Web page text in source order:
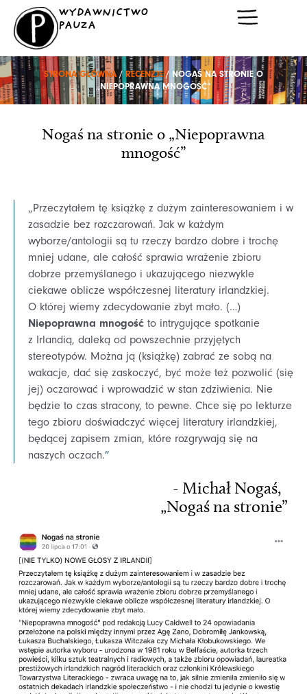
Przejdź
treści
WYDAWNICTWO
PAUZA
STRONA GŁÓWNA / RECENZJE / NOGAŚ NA STRONIE O
„NIEPOPRAWNA MNOGOŚĆ”
Nogaś na stronie o „Niepoprawna
mnogość”
„Przeczytałem tę książkę z dużym zainteresowaniem i w
zasadzie bez rozczarowań. Jak w każdym
wyborze/antologii są tu rzeczy bardzo dobre i trochę
mniej udane, ale całość sprawia wrażenie zbioru
dobrze przemyślanego i ukazującego niezwykle
ciekawe oblicze współczesnej literatury irlandzkiej.
O której wiemy zdecydowanie zbyt mało. (…)
Niepoprawna mnogośćto intrygujące spotkanie
z Irlandią, daleką od powszechnie przyjętych
stereotypów. Można ją (książkę) zabrać ze sobą na
wakacje, dać się zaskoczyć, być może też pozwolić (się
jej) oczarować i wprowadzić w stan zdziwienia. Nie
będzie to czas stracony, to pewne. Chce się po lekturze
tego zbioru doświadczyć więcej literatury irlandzkiej,
będącej zapisem zmian, które rozgrywają się na
naszych oczach.”
- Michał Nogaś,
„Nogaś na stronie”